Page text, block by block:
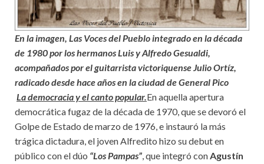
En la imagen, Las Voces del Pueblo integrado en la década
de 1980 por los hermanos Luis y Alfredo Gesualdi,
acompañados por el guitarrista victoriquense Julio Ortíz,
radicado desde hace años en la ciudad de General Pico
La democracia y el canto popular.En aquella apertura
democrática fugaz de la década de 1970, que se devoró el
Golpe de Estado de marzo de 1976, e instauró la más
trágica dictadura, el joven Alfredito hizo su debut en
público con el dúo “Los Pampas”, que integró conAgustín